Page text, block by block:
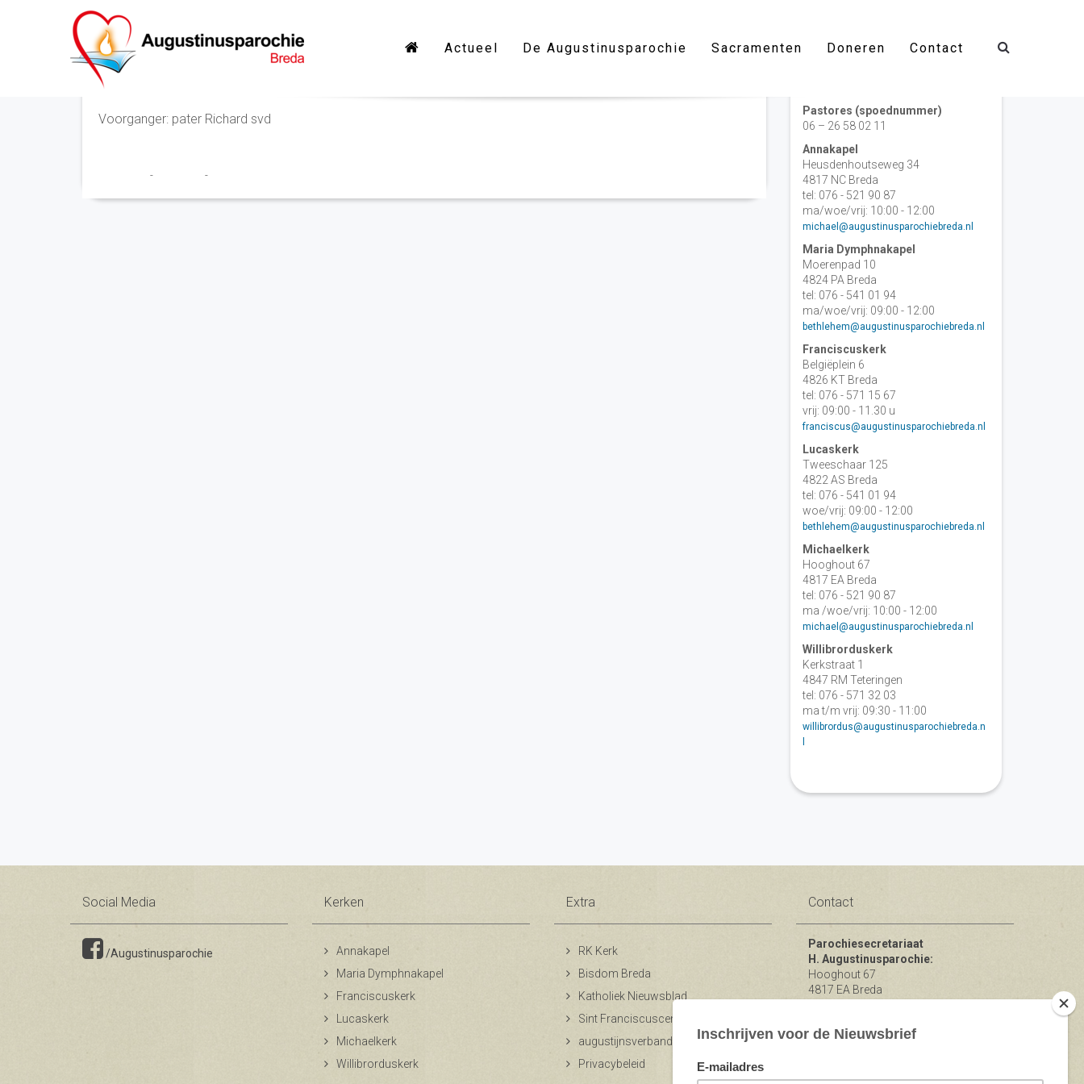
Actueel De Augustinusparochie Sacramenten Doneren Contact
Eucharistieviering
Voorganger: pater Richard svd
- -
Pastores (spoednummer)
06 – 26 58 02 11
Annakapel
Heusdenhoutseweg 34
4817 NC Breda
tel: 076 - 521 90 87
ma/woe/vrij: 10:00 - 12:00
michael@augustinusparochiebreda.nl
Maria Dymphnakapel
Moerenpad 10
4824 PA Breda
tel: 076 - 541 01 94
ma/woe/vrij: 09:00 - 12:00
bethlehem@augustinusparochiebreda.nl
Franciscuskerk
Belgiëplein 6
4826 KT Breda
tel: 076 - 571 15 67
vrij: 09:00 - 11.30 u
franciscus@augustinusparochiebreda.nl
Lucaskerk
Tweeschaar 125
4822 AS Breda
tel: 076 - 541 01 94
woe/vrij: 09:00 - 12:00
bethlehem@augustinusparochiebreda.nl
Michaelkerk
Hooghout 67
4817 EA Breda
tel: 076 - 521 90 87
ma /woe/vrij: 10:00 - 12:00
michael@augustinusparochiebreda.nl
Willibrorduskerk
Kerkstraat 1
4847 RM Teteringen
tel: 076 - 571 32 03
ma t/m vrij: 09:30 - 11:00
willibrordus@augustinusparochiebreda.n
Social Media
/Augustinusparochie
Kerken
Annakapel
Maria Dymphnakapel
Franciscuskerk
Lucaskerk
Michaelkerk
Willibrorduskerk
Extra
RK Kerk
Bisdom Breda
Katholiek Nieuwsblad
Sint Franciscuscentrum
augustijnsverband.nl
Privacybeleid
Contact
Parochiesecretariaat
H. Augustinusparochie:
Hooghout 67
4817 EA Breda
Bereikbaar op ma-woe-vrijdag van